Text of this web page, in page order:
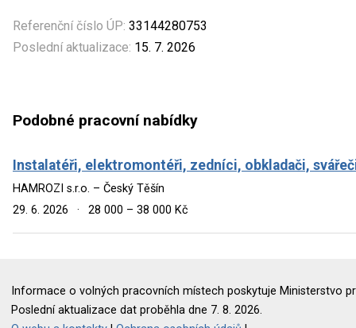
Referenční číslo ÚP: 33144280753
Poslední aktualizace: 15. 7. 2026
Podobné pracovní nabídky
Instalatéři, elektromontéři, zedníci, obkladači,
HAMROZI s.r.o. – Český Těšín
29. 6. 2026
· 28 000 – 38 000 Kč
Informace o volných pracovních místech poskytuje Ministerstvo
Poslední aktualizace dat proběhla dne 7. 8. 2026.